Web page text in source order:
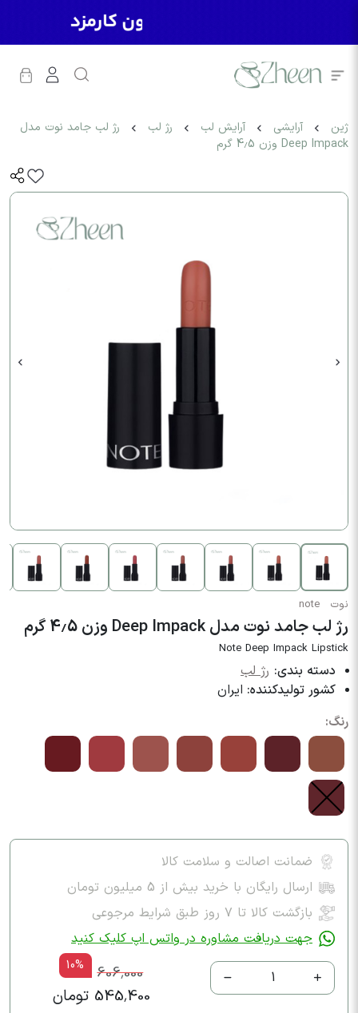
ژین آرایشی آرایش لب رژ لب
رژ لب جامد نوت مدل
Deep Impack وزن 4.5 گرم
نوت note
رژ لب جامد نوت مدل Deep Impack وزن 4.5 گرم
Note Deep Impack Lipstick
دسته بندی: رژ لب
کشور تولیدکننده: ایران
رنگ:
ضمانت اصالت و سلامت کالا
ارسال رایگان با خرید بیش از 5 میلیون تومان
بازگشت کالا تا ۷ روز طبق شرایط مرجوعی
جهت دریافت مشاوره در واتس اپ کلیک کنید
1
606,000
10%
545,400 تومان